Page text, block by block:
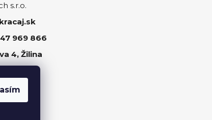
s.r.o.
969 866
4, Žilina